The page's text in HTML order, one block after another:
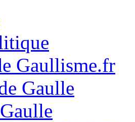
Gaullisme.fr
Gaulle